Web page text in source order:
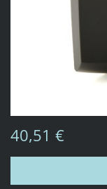
40,51 €